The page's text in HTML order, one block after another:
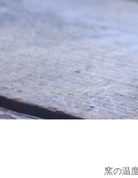
2022/12/28
≪再入荷≫ プレゼント
2022/12/22
窯の温